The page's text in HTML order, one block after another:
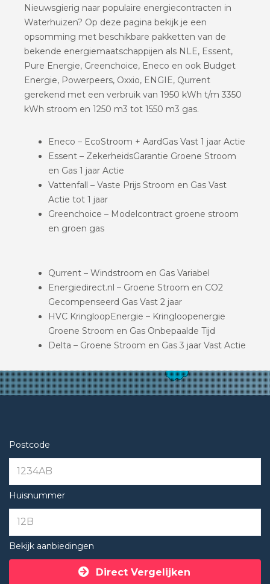
Nieuwsgierig naar populaire energiecontracten in
Waterhuizen? Op deze pagina bekijk je een
opsomming met beschikbare pakketten van de
bekende energiemaatschappijen als NLE, Essent,
Pure Energie, Greenchoice, Eneco en ook Budget
Energie, Powerpeers, Oxxio, ENGIE, Qurrent
gerekend met een verbruik van 1950 kWh t/m 3350
kWh stroom en 1250 m3 tot 1550 m3 gas.
Eneco – EcoStroom + AardGas Vast 1 jaar Actie
Essent – ZekerheidsGarantie Groene Stroom
en Gas 1 jaar Actie
Vattenfall – Vaste Prijs Stroom en Gas Vast
Actie tot 1 jaar
Greenchoice – Modelcontract groene stroom
en groen gas
Qurrent – Windstroom en Gas Variabel
Energiedirect.nl – Groene Stroom en CO2
Gecompenseerd Gas Vast 2 jaar
HVC KringloopEnergie – Kringloopenergie
Groene Stroom en Gas Onbepaalde Tijd
Delta – Groene Stroom en Gas 3 jaar Vast Actie
Postcode
Huisnummer
Bekijk aanbiedingen
Direct Vergelijken